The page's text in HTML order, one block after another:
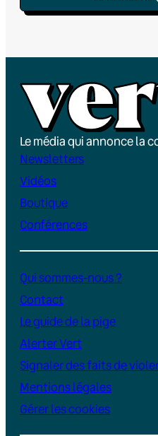
Le média qui annonce la
Newsletters
Vidéos
Boutique
Conférences
Qui sommes-nous ?
Contact
Le guide de la pige
Alerter Vert
Signaler des faits de
Mentions légales
Gérer les cookies